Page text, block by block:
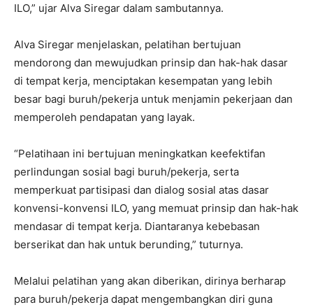
ILO,” ujar Alva Siregar dalam sambutannya.
Alva Siregar menjelaskan, pelatihan bertujuan
mendorong dan mewujudkan prinsip dan hak-hak dasar
di tempat kerja, menciptakan kesempatan yang lebih
besar bagi buruh/pekerja untuk menjamin pekerjaan dan
memperoleh pendapatan yang layak.
“Pelatihaan ini bertujuan meningkatkan keefektifan
perlindungan sosial bagi buruh/pekerja, serta
memperkuat partisipasi dan dialog sosial atas dasar
konvensi-konvensi ILO, yang memuat prinsip dan hak-hak
mendasar di tempat kerja. Diantaranya kebebasan
berserikat dan hak untuk berunding,” tuturnya.
Melalui pelatihan yang akan diberikan, dirinya berharap
para buruh/pekerja dapat mengembangkan diri guna